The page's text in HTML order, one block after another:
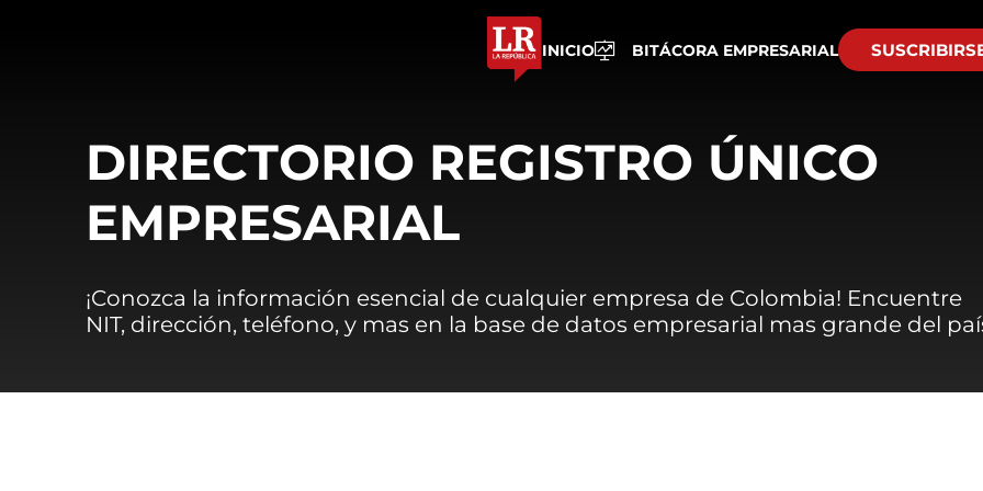
INICIO BITÁCORA EMPRESARIAL
DIRECTORIO REGISTRO ÚNICO
EMPRESARIAL
¡Conozca la información esencial de cualquier empresa de Colombia! Encuentre
NIT, dirección, teléfono, y mas en la base de datos empresarial mas grande del